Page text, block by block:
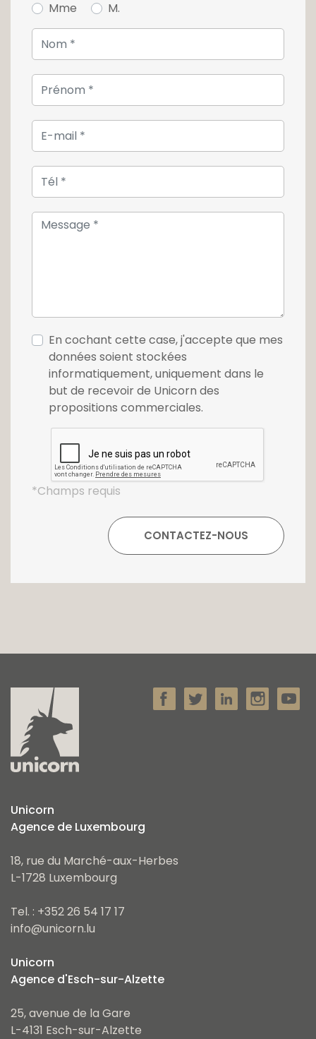
Mme M.
En cochant cette case, j'accepte que mes
données soient stockées
informatiquement, uniquement dans le
but de recevoir de Unicorn des
propositions commerciales.
*Champs requis
Unicorn
Agence de Luxembourg
18, rue du Marché-aux-Herbes
L-1728 Luxembourg
Tel. : +352 26 54 17 17
info@unicorn.lu
Unicorn
Agence d'Esch-sur-Alzette
25, avenue de la Gare
L-4131 Esch-sur-Alzette